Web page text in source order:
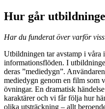
Hur går
Har du funderat över varför
Utbildningen tar avstamp i våra
informationsflöden. I
deras ”mediedygn”.
mediedygn genom en film som
övningar. En dramatisk
karaktärer och vi får följa hur
olika utsträckning – allt